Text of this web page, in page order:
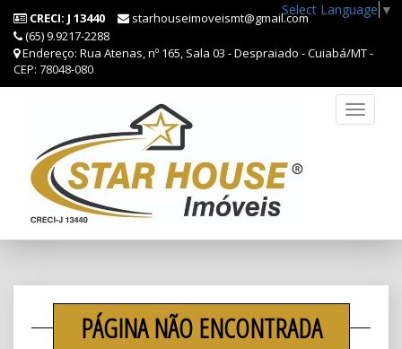
Select Language ▼
CRECI: J 13440
starhouseimoveismt@gmail.com
(65) 9.9217-2288
Endereço: Rua Atenas, nº 165, Sala 03 - Despraiado - Cuiabá/MT -
CEP: 78048-080
Toggle
PÁGINA NÃO ENCONTRADA